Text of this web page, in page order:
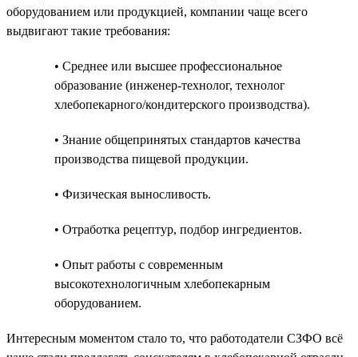
оборудованием или продукцией, компании чаще всего
выдвигают такие требования:
• Среднее или высшее профессиональное
образование (инженер-технолог, технолог
хлебопекарного/кондитерского производства).
• Знание общепринятых стандартов качества
производства пищевой продукции.
• Физическая выносливость.
• Отработка рецептур, подбор ингредиентов.
• Опыт работы с современным
высокотехнологичным хлебопекарным
оборудованием.
Интересным моментом стало то, что работодатели СЗФО всё